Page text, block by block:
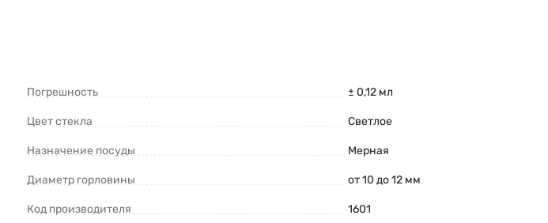
Погрешность ± 0,12 мл
Цвет стекла Светлое
Назначение посуды Мерная
Диаметр горловины от 10 до 12 мм
Код производителя 1601